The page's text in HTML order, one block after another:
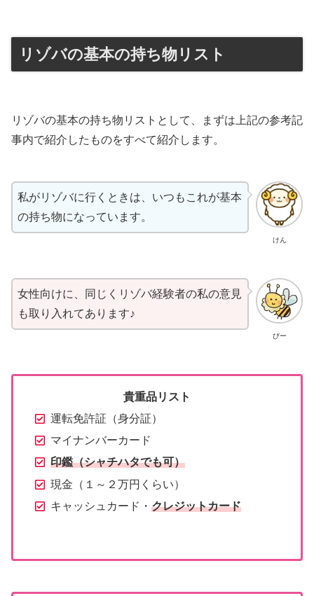
リゾバの基本の持ち物リスト
リゾバの基本の持ち物リストとして、まずは上記の参考記
事内で紹介したものをすべて紹介します。
けん
私がリゾバに行くときは、いつもこれが基本
の持ち物になっています。
びー
女性向けに、同じくリゾバ経験者の私の意見
も取り入れてあります♪
貴重品リスト
運転免許証（身分証）
マイナンバーカード
印鑑（シャチハタでも可）
現金（１～２万円くらい）
キャッシュカード・クレジットカード